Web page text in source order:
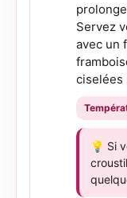
Servez
avec un
ciselées
💡 Si